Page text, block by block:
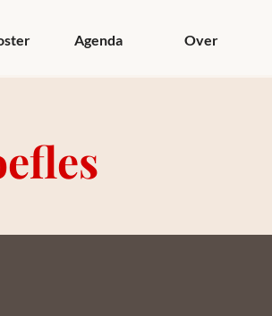
Agenda Over